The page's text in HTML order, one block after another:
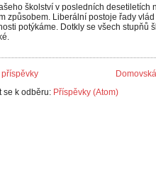
školství v posledních desetiletích
způsobem. Liberální postoje řady
potýkáme. Dotkly se všech stupňů
příspěvky
se k odběru: Příspěvky (Atom)